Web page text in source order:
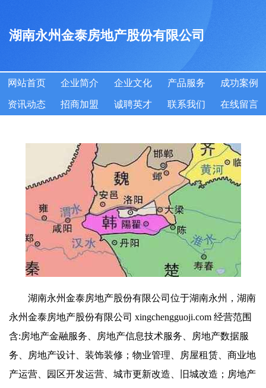
湖南永州金泰房地产股份有限公司
网站首页 企业简介 企业文化 产品服务 成功案例
资讯动态 招商加盟 诚聘英才 联系我们 在线留言
湖南永州金泰房地产股份有限公司位于湖南永州，湖南
永州金泰房地产股份有限公司 xingchengguoji.com 经营范围
含:房地产金融服务、房地产信息技术服务、房地产数据服
务、房地产设计、装饰装修；物业管理、房屋租赁、商业地
产运营、园区开发运营、城市更新改造、旧城改造；房地产